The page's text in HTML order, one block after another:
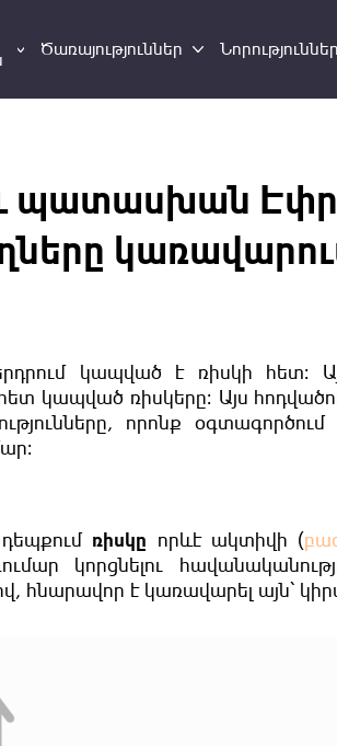
Ծառայություններ Նորություններ
պատասխան
կապված է ռիսկի հետ։
կապված ռիսկերը։ Այս
որոնք
ռիսկը որևէ ակտիվի (
կորցնելու
հնարավոր է կառավարել այն՝